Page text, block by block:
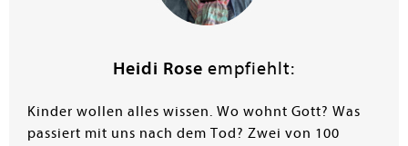
Heidi Rose empfiehlt:
Kinder wollen alles wissen. Wo wohnt Gott? Was
passiert mit uns nach dem Tod? Zwei von 100